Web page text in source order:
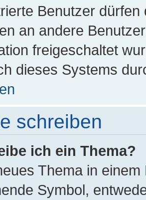
Benutzer
an andere
freigeschaltet
dieses Systems
schreiben
ich ein Thema?
Thema in
Symbol,